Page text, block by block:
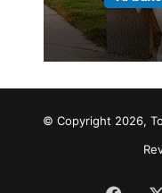
© Copyright 2026,